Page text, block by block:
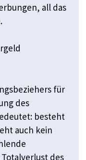
all das
für
des
besteht
auch kein
des